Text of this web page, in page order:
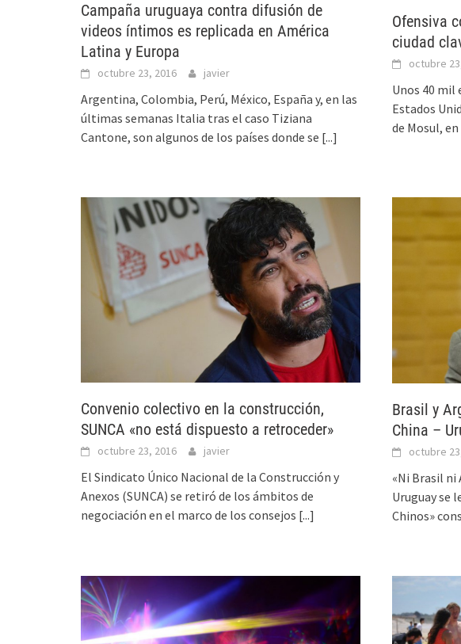
Campaña uruguaya contra difusión de
videos íntimos es replicada en América
Latina y Europa
octubre 23, 2016 javier
Argentina, Colombia, Perú, México, España y, en las
últimas semanas Italia tras el caso Tiziana
Cantone, son algunos de los países donde se [...]
Ofensiva
ciudad
octubre
Unos 40
Estados
de Mosul,
Convenio colectivo en la construcción,
SUNCA «no está dispuesto a retroceder»
octubre 23, 2016 javier
El Sindicato Único Nacional de la Construcción y
Anexos (SUNCA) se retiró de los ámbitos de
negociación en el marco de los consejos [...]
Brasil y
China –
octubre
«Ni Brasil ni
Uruguay se
Chinos»